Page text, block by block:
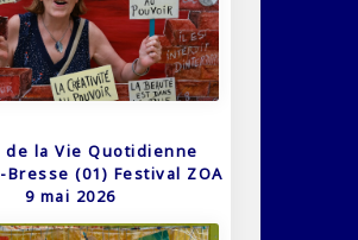
de la Vie Quotidienne
(01) Festival ZOA
9 mai 2026